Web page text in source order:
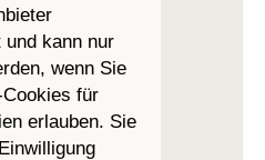
kann nur
wenn Sie
für
erlauben. Sie